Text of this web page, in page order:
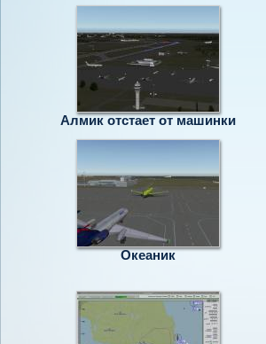
Алмик отстает от машинки
Океаник